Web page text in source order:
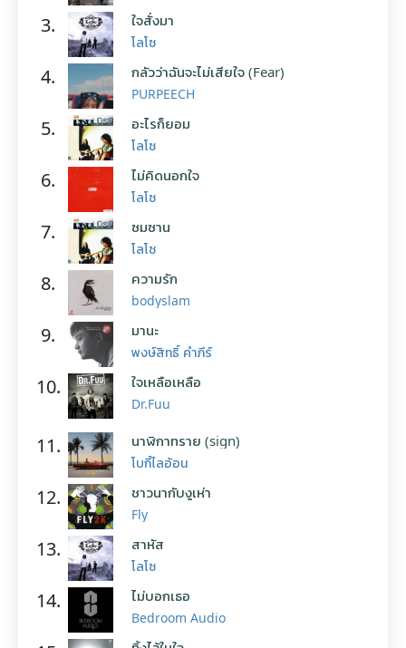
3. ใจสั่งมา
โลโซ
4. กลัวว่าฉันจะไม่เสียใจ (Fear)
PURPEECH
5. อะไรก็ยอม
โลโซ
6. ไม่คิดนอกใจ
โลโซ
7. ซมซาน
โลโซ
8. ความรัก
bodyslam
9. มานะ
พงษ์สิทธิ์ คำภีร์
10. ใจเหลือเหลือ
Dr.Fuu
11. นาฬิกาทราย (sign)
โบกี้ไลอ้อน
12. ชาวนากับงูเห่า
Fly
13. สาหัส
โลโซ
14. ไม่บอกเธอ
Bedroom Audio